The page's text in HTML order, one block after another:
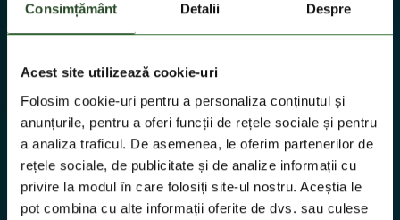
Consimțământ Detalii Despre
Acest site utilizează cookie-uri
Folosim cookie-uri pentru a personaliza conținutul și
anunțurile, pentru a oferi funcții de rețele sociale și pentru
a analiza traficul. De asemenea, le oferim partenerilor de
rețele sociale, de publicitate și de analize informații cu
privire la modul în care folosiți site-ul nostru. Aceștia le
pot combina cu alte informații oferite de dvs. sau culese